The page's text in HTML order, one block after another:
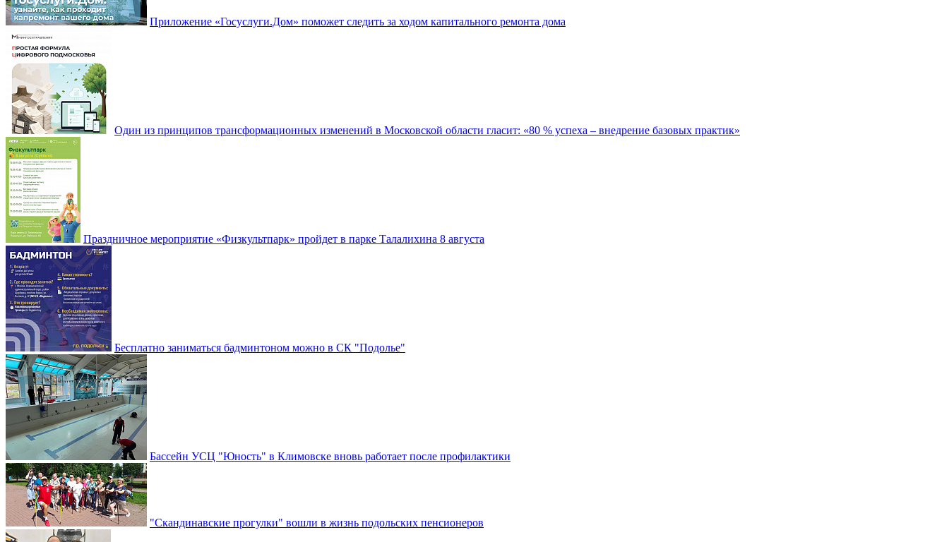
Приложение «Госуслуги.Дом» поможет следить за ходом капитального ремонта дома
Один из принципов трансформационных изменений в Московской области гласит: «80 % успеха – внедрение базовых практик»
Праздничное мероприятие «Физкультпарк» пройдет в парке Талалихина 8 августа
Бесплатно заниматься бадминтоном можно в СК "Подолье"
Бассейн УСЦ "Юность" в Климовске вновь работает после профилактики
"Скандинавские прогулки" вошли в жизнь подольских пенсионеров